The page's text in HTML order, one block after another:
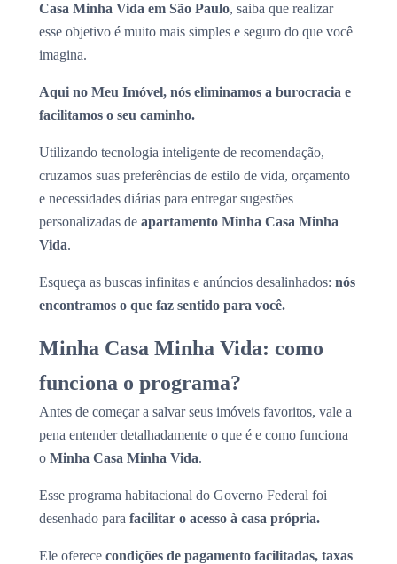
Casa Minha Vida em São Paulo, saiba que realizar
esse objetivo é muito mais simples e seguro do que você
imagina.
Aqui no Meu Imóvel, nós eliminamos a burocracia e
facilitamos o seu caminho.
Utilizando tecnologia inteligente de recomendação,
cruzamos suas preferências de estilo de vida, orçamento
e necessidades diárias para entregar sugestões
personalizadas de apartamento Minha Casa Minha
Vida.
Esqueça as buscas infinitas e anúncios desalinhados: nós
encontramos o que faz sentido para você.
Minha Casa Minha Vida: como
funciona o programa?
Antes de começar a salvar seus imóveis favoritos, vale a
pena entender detalhadamente o que é e como funciona
o Minha Casa Minha Vida.
Esse programa habitacional do Governo Federal foi
desenhado para facilitar o acesso à casa própria.
Ele oferece condições de pagamento facilitadas, taxas